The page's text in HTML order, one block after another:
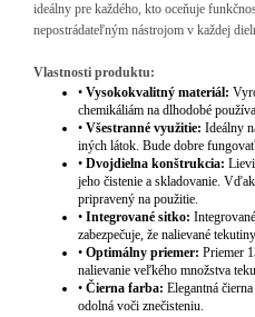
ideálny pre každého, kto oceňuje
nepostrádateľným nástrojom v každej
Vlastnosti produktu:
• Vysokokvalitný materiál:
chemikáliám na dlhodobé
• Všestranné využitie: Ideálny
iných látok. Bude dobre
• Dvojdielna konštrukcia:
jeho čistenie a skladovanie.
pripravený na použitie.
• Integrované sitko:
zabezpečuje, že nalievané
• Optimálny priemer: Priemer
nalievanie veľkého množstva
• Čierna farba: Elegantná
odolná voči znečisteniu.